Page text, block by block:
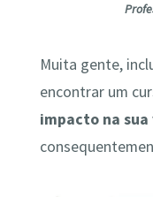
Muita gente,
encontrar um
impacto na